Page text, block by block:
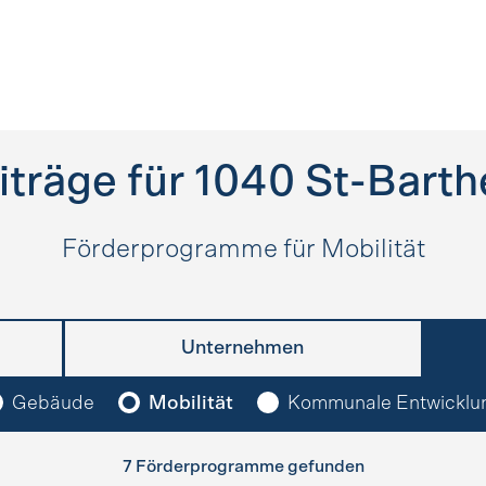
für 1040 St-
Förderprogramme für Mobilität
Unternehmen
Gebäude Mobilität Kommunale
7 Förderprogramme gefunden